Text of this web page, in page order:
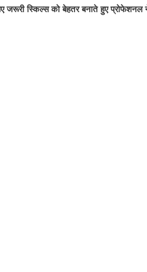
जरूरी स्किल्स को बेहतर बनाते हुए प्रोफेशनल